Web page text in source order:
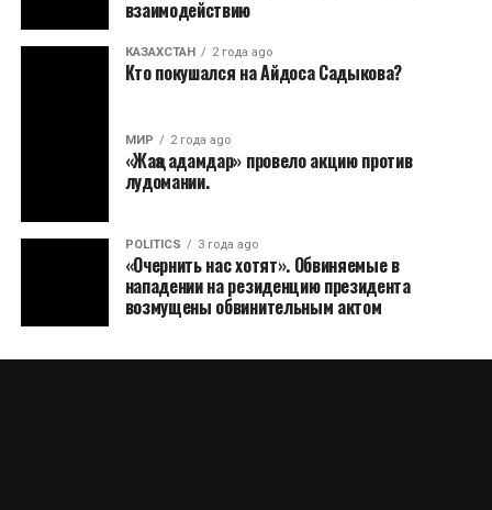
взаимодействию
КАЗАХСТАН 2 года ago
Кто покушался на Айдоса Садыкова?
МИР 2 года ago
«Жаңа адамдар» провело акцию против
лудомании.
POLITICS 3 года ago
«Очернить нас хотят». Обвиняемые в
нападении на резиденцию президента
возмущены обвинительным актом